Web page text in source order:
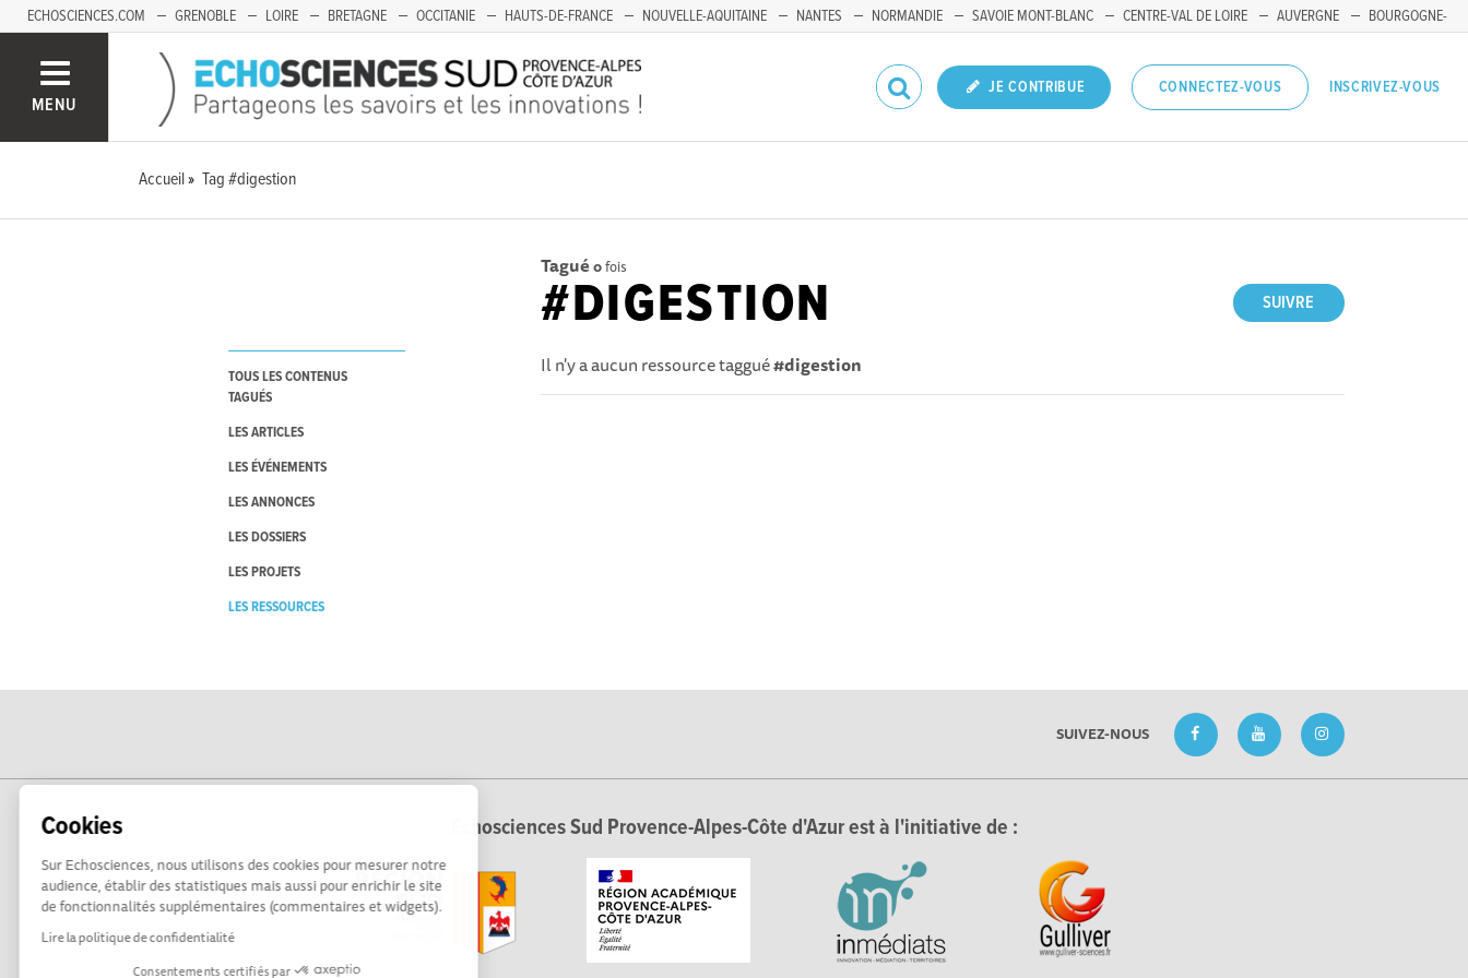
Cookies
Sur Echosciences, nous utilisons des cookies pour mesurer notre
audience, établir des statistiques mais aussi pour enrichir le site
de fonctionnalités supplémentaires (commentaires et widgets).
Lire la politique de confidentialité
Consentements certifiés par
ECHOSCIENCES.COM GRENOBLE LOIRE BRETAGNE OCCITANIE HAUTS-DE-FRANCE NOUVELLE-AQUITAINE NANTES NORMANDIE SAVOIE MONT-BLANC CENTRE-VAL DE LOIRE AUVERGNE
BOURGOGNE-
MENU
JE CONTRIBUE CONNECTEZ-VOUS INSCRIVEZ-VOUS
Accueil Tag #digestion
TOUS LES CONTENUS
TAGUÉS
LES ARTICLES
LES ÉVÉNEMENTS
LES ANNONCES
LES DOSSIERS
LES PROJETS
LES RESSOURCES
Tagué 0fois
SUIVRE
#DIGESTION
Il n'y a aucun ressource taggué#digestion
SUIVEZ-NOUS
Echosciences Sud Provence-Alpes-Côte d'Azur est à l'initiative de :